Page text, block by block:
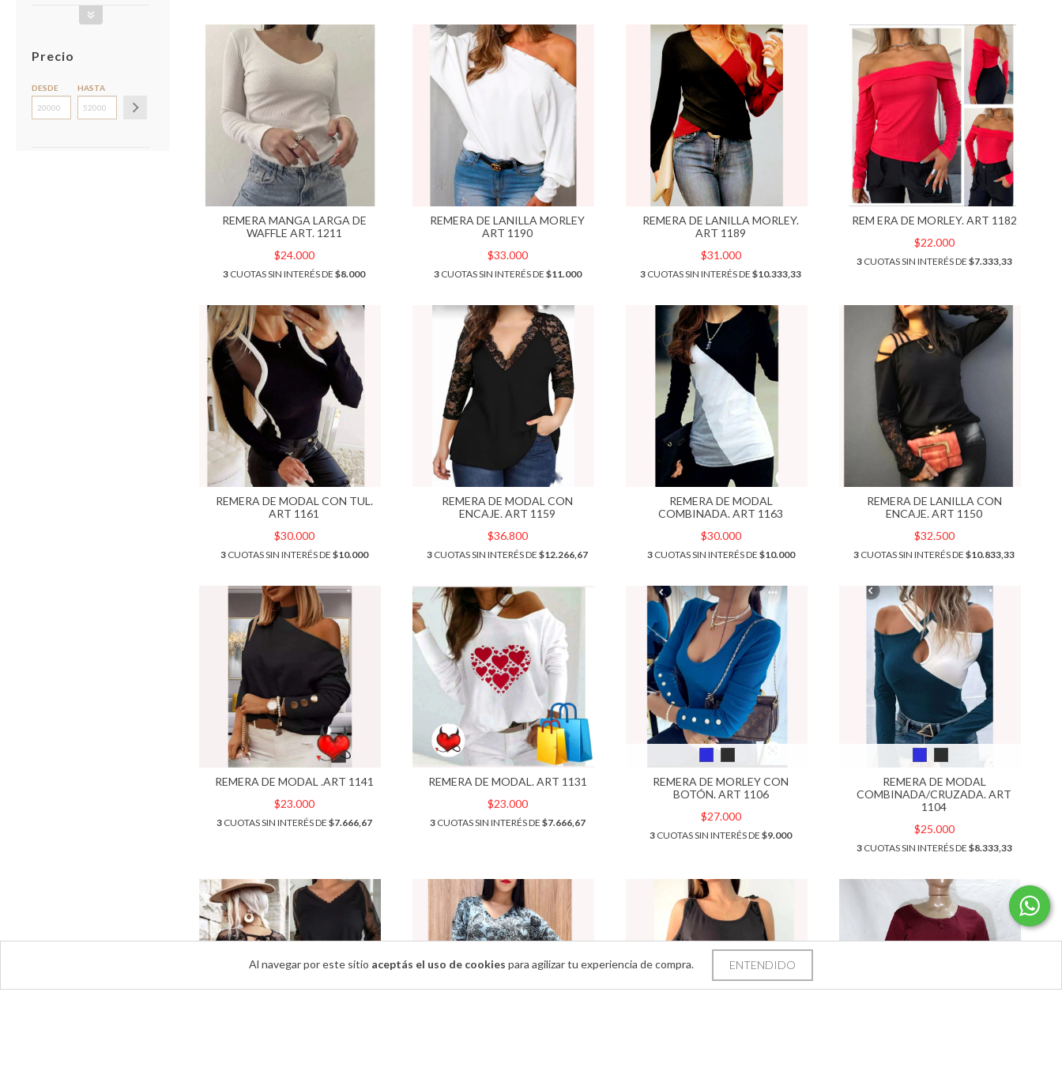
Al navegar por este sitio aceptás el uso de cookies para agilizar tu experiencia de compra. ENTENDIDO
Precio
DESDE HASTA
REMERA MANGA LARGA DE
WAFFLE ART. 1211
$24.000
3 CUOTAS SIN INTERÉS DE$8.000
REMERA DE LANILLA MORLEY
ART 1190
$33.000
3CUOTAS SIN INTERÉS DE $11.000
REMERA DE LANILLA MORLEY.
ART 1189
$31.000
3 CUOTAS SIN INTERÉS DE$10.333,33
REM ERA DE MORLEY. ART 1182
$22.000
3CUOTAS SIN INTERÉS DE $7.333,33
REMERA DE MODAL CON TUL.
ART 1161
$30.000
3CUOTAS SIN INTERÉS DE $10.000
REMERA DE MODAL CON
ENCAJE. ART 1159
$36.800
3 CUOTAS SIN INTERÉS DE$12.266,67
REMERA DE MODAL
COMBINADA. ART 1163
$30.000
3CUOTAS SIN INTERÉS DE $10.000
REMERA DE LANILLA CON
ENCAJE. ART 1150
$32.500
3 CUOTAS SIN INTERÉS DE$10.833,33
REMERA DE MODAL .ART 1141
$23.000
3CUOTAS SIN INTERÉS DE $7.666,67
REMERA DE MODAL. ART 1131
$23.000
3CUOTAS SIN INTERÉS DE $7.666,67
REMERA DE MORLEY CON
BOTÓN. ART 1106
$27.000
3 CUOTAS SIN INTERÉS DE$9.000
REMERA DE MODAL
COMBINADA/CRUZADA. ART
1104
$25.000
3CUOTAS SIN INTERÉS DE $8.333,33